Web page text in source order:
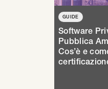
GUIDE
Software
Pubblica
Cos’è e